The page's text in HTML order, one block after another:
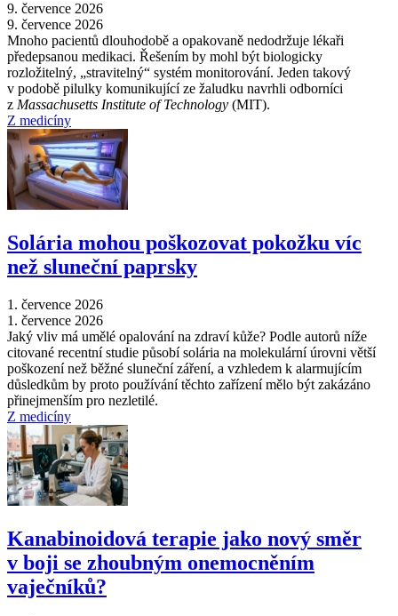
9. července 2026
9. července 2026
Mnoho pacientů dlouhodobě a opakovaně nedodržuje lékaři
předepsanou medikaci. Řešením by mohl být biologicky
rozložitelný, „stravitelný“ systém monitorování. Jeden takový
v podobě pilulky komunikující ze žaludku navrhli odborníci
z Massachusetts Institute of Technology (MIT).
Z medicíny
Solária mohou poškozovat pokožku víc
než sluneční paprsky
1. července 2026
1. července 2026
Jaký vliv má umělé opalování na zdraví kůže? Podle autorů níže
citované recentní studie působí solária na molekulární úrovni větší
poškození než běžné sluneční záření, a vzhledem k alarmujícím
důsledkům by proto používání těchto zařízení mělo být zakázáno
přinejmenším pro nezletilé.
Z medicíny
Kanabinoidová terapie jako nový směr
v boji se zhoubným onemocněním
vaječníků?